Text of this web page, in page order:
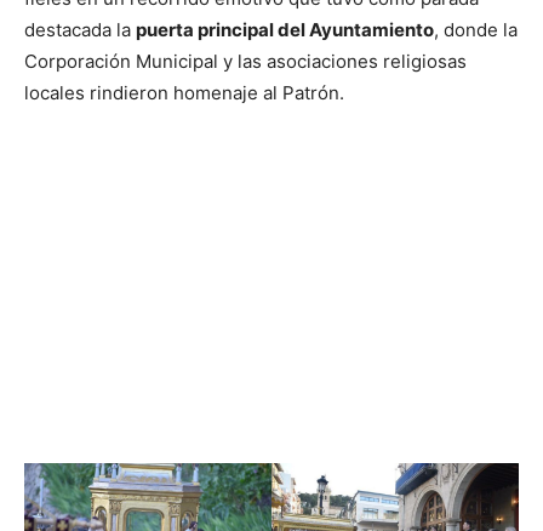
destacada la puerta principal del Ayuntamiento, donde la
Corporación Municipal y las asociaciones religiosas
locales rindieron homenaje al Patrón.